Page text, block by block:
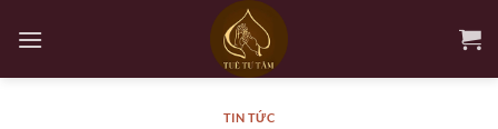
qua
TIN TỨC